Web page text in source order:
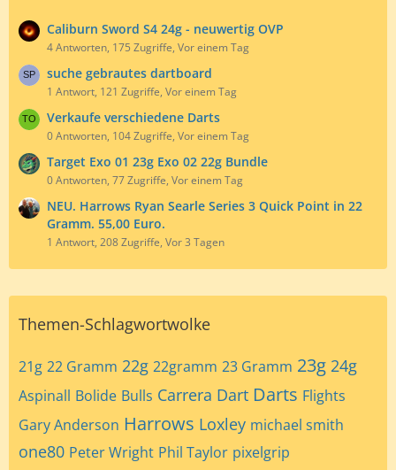
Caliburn Sword S4 24g - neuwertig OVP
4 Antworten, 175 Zugriffe, Vor einem Tag
suche gebrautes dartboard
1 Antwort, 121 Zugriffe, Vor einem Tag
Verkaufe verschiedene Darts
0 Antworten, 104 Zugriffe, Vor einem Tag
Target Exo 01 23g Exo 02 22g Bundle
0 Antworten, 77 Zugriffe, Vor einem Tag
NEU. Harrows Ryan Searle Series 3 Quick Point in 22
Gramm. 55,00 Euro.
1 Antwort, 208 Zugriffe, Vor 3 Tagen
Themen-Schlagwortwolke
21g 22 Gramm 22g 22gramm 23 Gramm 23g 24g
Aspinall Bolide Bulls Carrera Dart Darts Flights
Gary Anderson Harrows Loxley michael smith
one80 Peter Wright Phil Taylor pixelgrip